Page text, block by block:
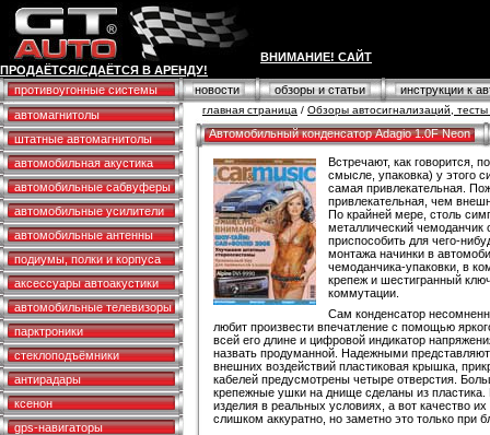
ВНИМАНИЕ! САЙТ
ПРОДАЁТСЯ/СДАЁТСЯ В АРЕНДУ!
противоугонные системы
новости обзоры и статьи
инструкции к
автомагнитолы
штатные автомагнитолы
автомобильная акустика
автомобильные сабвуферы
автомобильные усилители
автомобильные антенны
подиумы, полки и корпуса
аксессуары автоакустики
автомобильные телевизоры
парктроники
стеклоподъёмники
антирадары
ксенон
gps-навигаторы
главная страница / Обзоры автосигнализаций, тесты
Автомобильный конденсатор Adagio 1.0F Neon
Встречают, как говорится,
смысле, упаковка) у этого
самая привлекательная.
привлекательная, чем
По крайней мере, столь
металлический чемоданчик
приспособить для чего-
монтажа начинки в
чемоданчика-упаковки, в
крепеж и шестигранный
коммутации.
Сам конденсатор
любит произвести впечатление с помощью
всей его длине и цифровой индикатор
назвать продуманной. Надежными
внешних воздействий пластиковая крышка,
кабелей предусмотрены четыре отверстия.
крепежные ушки на днище сделаны из пластика.
изделия в реальных условиях, а вот качество
слишком аккуратно, но заметно это только при